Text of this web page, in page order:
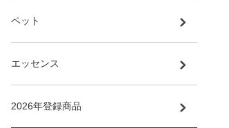
ペット
エッセンス
2026年登録商品